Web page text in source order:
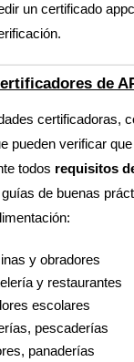
un certificado
de
certificadoras,
pueden verificar
todos requisitos
de buenas
y obradores
y restaurantes
escolares
pescaderías
panaderías